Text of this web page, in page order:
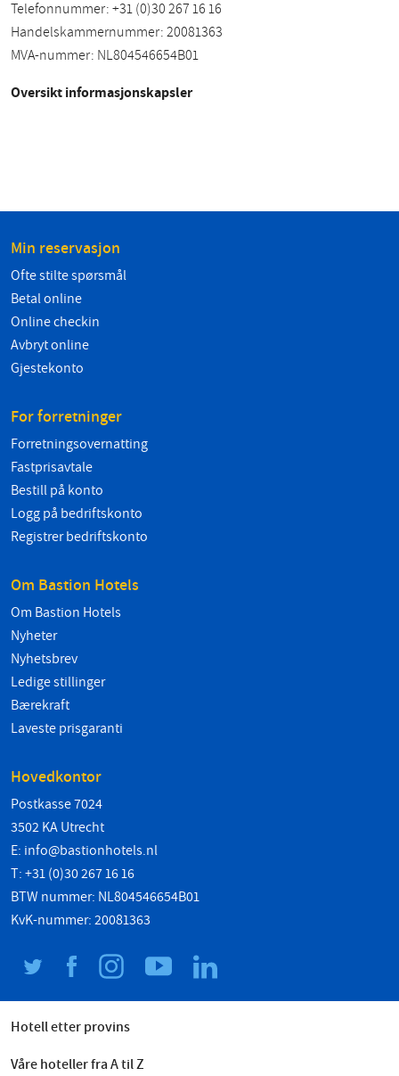
Telefonnummer: +31 (0)30 267 16 16
Handelskammernummer: 20081363
MVA-nummer: NL804546654B01
Oversikt informasjonskapsler
Min reservasjon
Ofte stilte spørsmål
Betal online
Online checkin
Avbryt online
Gjestekonto
For forretninger
Forretningsovernatting
Fastprisavtale
Bestill på konto
Logg på bedriftskonto
Registrer bedriftskonto
Om Bastion Hotels
Om Bastion Hotels
Nyheter
Nyhetsbrev
Ledige stillinger
Bærekraft
Laveste prisgaranti
Hovedkontor
Postkasse 7024
3502 KA Utrecht
E: info@bastionhotels.nl
T: +31 (0)30 267 16 16
BTW nummer: NL804546654B01
KvK-nummer: 20081363
Hotell etter provins
Våre hoteller fra A til Z